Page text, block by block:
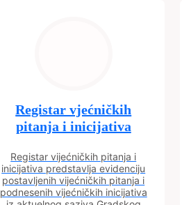
Registar vjećničkih
pitanja i inicijativa
Registar vijećničkih pitanja i
inicijativa predstavlja evidenciju
postavljenih vijećničkih pitanja i
podnesenih vijećničkih inicijativa